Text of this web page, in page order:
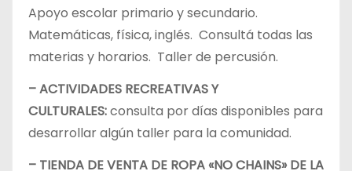
Apoyo escolar primario y secundario.
Matemáticas, física, inglés. Consultá todas las
materias y horarios. Taller de percusión.
– ACTIVIDADES RECREATIVAS Y
CULTURALES:consulta por días disponibles para
desarrollar algún taller para la comunidad.
– TIENDA DE VENTA DE ROPA «NO CHAINS» DE LA